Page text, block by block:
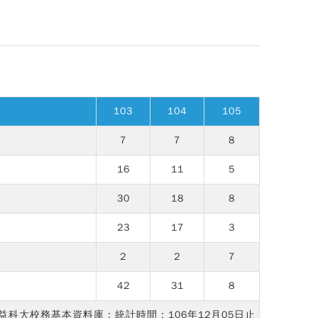
103 104 105
7 7 8
16 11 5
30 18 8
23 17 3
2 2 7
42 31 8
科大校務基本資料庫；統計時間：106年12月05日止